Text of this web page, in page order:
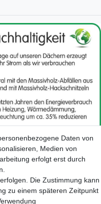
AGB Kontakt
Daten von
Medien von
erfolgt erst durch
Die Zustimmung kann
zu einem späteren Zeitpunkt